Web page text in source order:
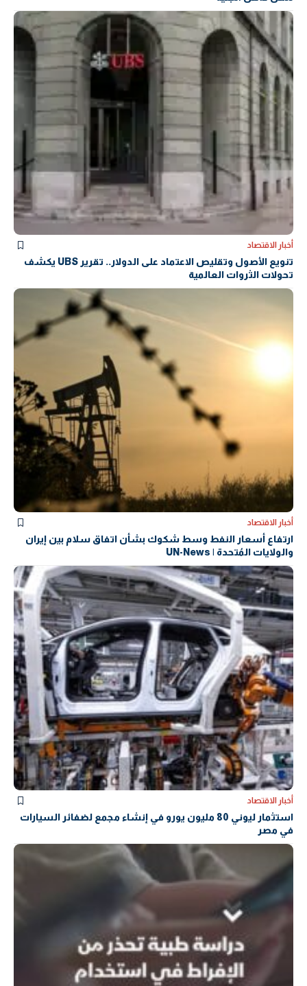
أخبار الاقتصاد
تنويع الأصول وتقليص الاعتماد على الدولار.. تقرير UBS يكشف
تحولات الثروات العالمية
أخبار الاقتصاد
ارتفاع أسعار النفط وسط شكوك بشأن اتفاق سلام بين إيران
والولايات المُتحدة | UN-News
أخبار الاقتصاد
استثمار ليوني 80 مليون يورو في إنشاء مجمع لضفائر السيارات
في مصر